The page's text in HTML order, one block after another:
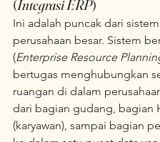
(Integrasi ERP)
Ini adalah puncak dari
perusahaan besar. Sistem
(Enterprise Resource
bertugas menghubungkan
ruangan di dalam
dari bagian gudang, bagian
(karyawan), sampai bagian